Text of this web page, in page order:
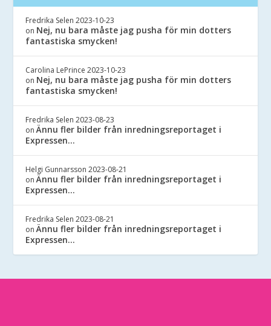
Fredrika Selen 2023-10-23
on Nej, nu bara måste jag pusha för min dotters
fantastiska smycken!
Carolina LePrince 2023-10-23
on Nej, nu bara måste jag pusha för min dotters
fantastiska smycken!
Fredrika Selen 2023-08-23
onÄnnu fler bilder från inredningsreportaget i
Expressen…
Helgi Gunnarsson 2023-08-21
onÄnnu fler bilder från inredningsreportaget i
Expressen…
Fredrika Selen 2023-08-21
onÄnnu fler bilder från inredningsreportaget i
Expressen…